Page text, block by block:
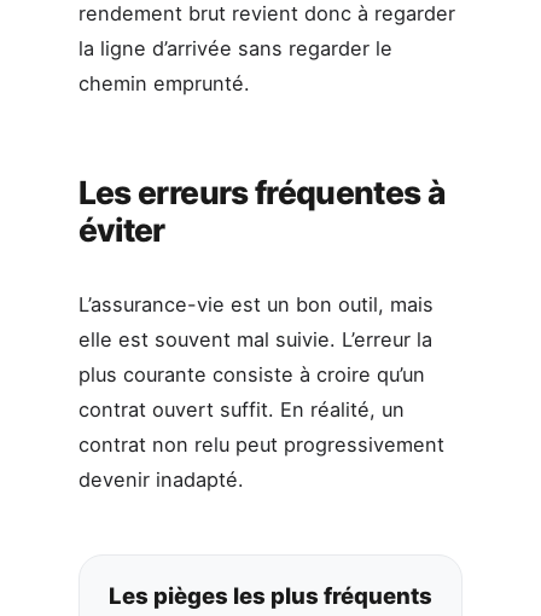
rendement brut revient donc à regarder
la ligne d’arrivée sans regarder le
chemin emprunté.
Les erreurs fréquentes à
éviter
L’assurance-vie est un bon outil, mais
elle est souvent mal suivie. L’erreur la
plus courante consiste à croire qu’un
contrat ouvert suffit. En réalité, un
contrat non relu peut progressivement
devenir inadapté.
Les pièges les plus fréquents